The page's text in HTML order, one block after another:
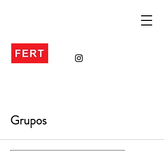
Grupos